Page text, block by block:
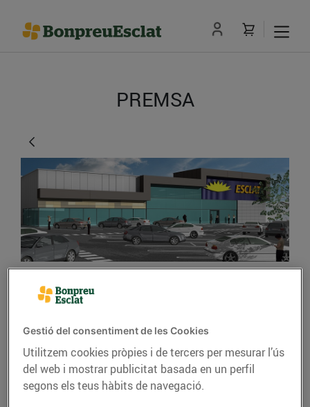
PREMSA
Obre les portes el nou
hipermercat Esclat a
Olot, el primer a la
Garrotxa, el 45è a tot
Catalunya
Gestió del consentiment de les Cookies
Utilitzem cookies pròpies i de tercers per mesurar l’ús
del web i mostrar publicitat basada en un perfil
segons els teus hàbits de navegació.